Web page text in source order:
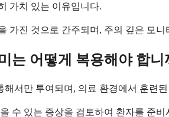
가치 있는 이유입니다.
가진 것으로 간주되며, 주의 깊은 모
는 어떻게 복용해야 합니
서만 투여되며, 의료 환경에서 훈련
수 있는 증상을 검토하여 환자를 준